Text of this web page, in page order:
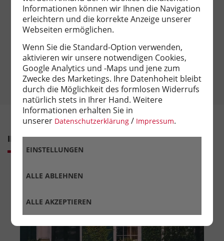
ROHRER Immobilien GmbH
80336 München
+49 (0) 89 - 543 04 0
info@rohrer-immobilien.de
IMMOBILIENKLASSEN
Informationen können wir Ihnen die Navigation
erleichtern und die korrekte Anzeige unserer
Webseiten ermöglichen.
Wenn Sie die Standard-Option verwenden,
aktivieren wir unsere notwendigen Cookies,
Google Analytics und -Maps und jene zum
Zwecke des Marketings. Ihre Datenhoheit bleibt
durch die Möglichkeit des formlosen Widerrufs
natürlich stets in Ihrer Hand. Weitere
Informationen erhalten Sie in
unserer Datenschutzerklärung / Impressum.
EINSTELLUNGEN
ALLE ABLEHNEN
ALLE AKZEPTIEREN